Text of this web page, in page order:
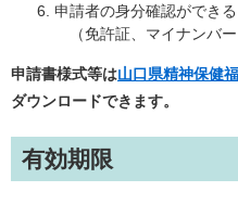
申請者の身分確認ができ
（免許証、マイナンバー
申請書様式等は山口県精神保健
ダウンロードできます。
有効期限